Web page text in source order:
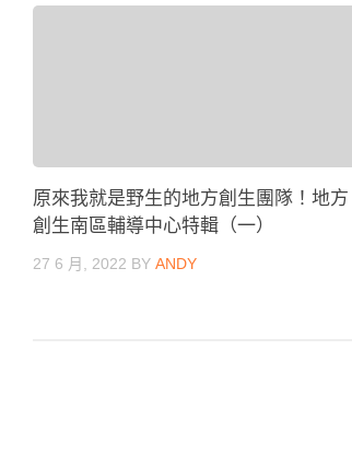
原來我就是野生的地方創生團隊！地方
創生南區輔導中心特輯（一）
27 6 月, 2022 BY ANDY